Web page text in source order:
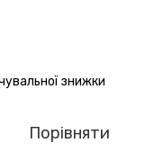
знижки
Порівняти